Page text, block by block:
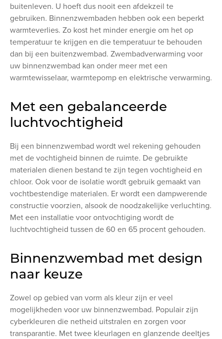
buitenleven. U hoeft dus nooit een afdekzeil te
gebruiken. Binnenzwembaden hebben ook een beperkt
warmteverlies. Zo kost het minder energie om het op
temperatuur te krijgen en die temperatuur te behouden
dan bij een buitenzwembad. Zwembadverwarming voor
uw binnenzwembad kan onder meer met een
warmtewisselaar, warmtepomp en elektrische verwarming.
Met een gebalanceerde
luchtvochtigheid
Bij een binnenzwembad wordt wel rekening gehouden
met de vochtigheid binnen de ruimte. De gebruikte
materialen dienen bestand te zijn tegen vochtigheid en
chloor. Ook voor de isolatie wordt gebruik gemaakt van
vochtbestendige materialen. Er wordt een dampwerende
constructie voorzien, alsook de noodzakelijke verluchting.
Met een installatie voor ontvochtiging wordt de
luchtvochtigheid tussen de 60 en 65 procent gehouden.
Binnenzwembad met design
naar keuze
Zowel op gebied van vorm als kleur zijn er veel
mogelijkheden voor uw binnenzwembad. Populair zijn
cyberkleuren die netheid uitstralen en zorgen voor
transparantie. Met twee kleurlagen en glanzende deeltjes